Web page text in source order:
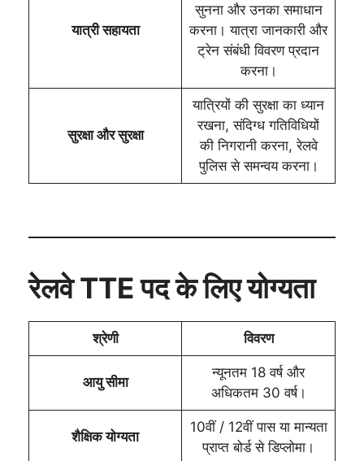
यात्री सहायता
सुनना और उनका समाधान
करना। यात्रा जानकारी और
ट्रेन संबंधी विवरण प्रदान
करना।
सुरक्षा और सुरक्षा
यात्रियों की सुरक्षा का ध्यान
रखना, संदिग्ध गतिविधियों
की निगरानी करना, रेलवे
पुलिस से समन्वय करना।
रेलवे TTE पद के लिए योग्यता
श्रेणी विवरण
आयु सीमा
न्यूनतम 18 वर्ष और
अधिकतम 30 वर्ष।
शैक्षिक योग्यता
10वीं / 12वीं पास या मान्यता
प्राप्त बोर्ड से डिप्लोमा।